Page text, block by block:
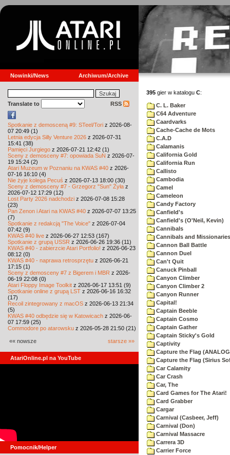
Nowinki/News Archiwum/Archive
Translate to RSS
Spotkanie z demosceną #9: STeel/Tori z 2026-08-
07 20:49 (1)
Letnia edycja Silly Venture 2026 z 2026-07-31
15:41 (38)
Pamięci Jurgiego z 2026-07-21 12:42 (1)
Sceny z demosceny #7: opowiada SuN z 2026-07-
19 15:24 (2)
Atari Muzeum w Poznaniu na KWAS #40 z 2026-
07-16 16:10 (4)
Nie żyje kolega Pecuś z 2026-07-13 18:00 (30)
Sceny z demosceny #7 - Grzegorz "Sun" Żyła z
2026-07-12 17:29 (12)
Lost Party 2026 nadchodzi z 2026-07-08 15:28
(23)
Pan Zenon i Atari na KWAS #40 z 2026-07-07 13:25
(7)
Spotkanie z redakcją "The Voice" z 2026-07-04
07:42 (9)
KWAS #40 live z 2026-06-27 12:53 (167)
Spotkanie z grupą USSR z 2026-06-26 19:36 (11)
KWAS #40 - zabierzcie Atari Portfolio! z 2026-06-23
08:12 (0)
KWAS #40 - naprawa retrosprzętu z 2026-06-21
17:15 (1)
Sceny z demosceny #7 z Bigerem i MBR z 2026-
06-19 22:08 (0)
Atari Floppy Image Toolkit z 2026-06-17 13:51 (9)
Spotkanie online z grupą LST z 2026-06-16 16:32
(17)
Recoil zintegrowany z macOS z 2026-06-13 21:34
(5)
KWAS #40 odbędzie się w Katowicach z 2026-06-
07 17:59 (25)
Commodore po atarowsku z 2026-05-28 21:50 (21)
«« nowsze starsze »»
AtariOnline.pl na YouTube
Pomocnik/Helper
395 gier w katalogu C:
C. L. Baker
C64 Adventure
Caardvarks
Cache-Cache de Mots
C.A.D
Calamanis
California Gold
California Run
Callisto
Cambodia
Camel
Cameleon
Candy Factory
Canfield's
Canfield's (O'Neil, Kevin)
Cannibals
Cannibals and Missionaries
Cannon Ball Battle
Cannon Duel
Can't Quit
Canuck Pinball
Canyon Climber
Canyon Climber 2
Canyon Runner
Capital!
Captain Beeble
Captain Cosmo
Captain Gather
Captain Sticky's Gold
Captivity
Capture the Flag
Capture the Flag (Sirius
Car Calamity
Car Crash
Car, The
Card Games for The Atari!
Card Grabber
Cargar
Carnival (Casbeer, Jeff)
Carnival (Don)
Carnival Massacre
Carrera 3D
Carrier Force